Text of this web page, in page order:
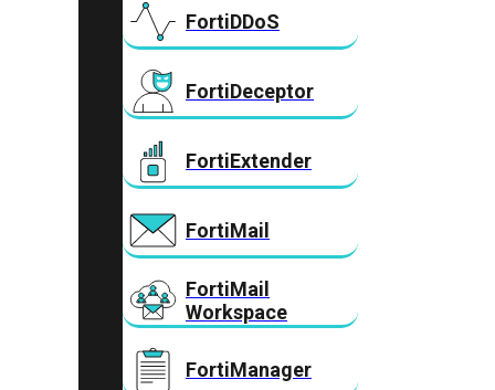
FortiDDoS
FortiDeceptor
FortiExtender
FortiMail
FortiMail
Workspace
FortiManager